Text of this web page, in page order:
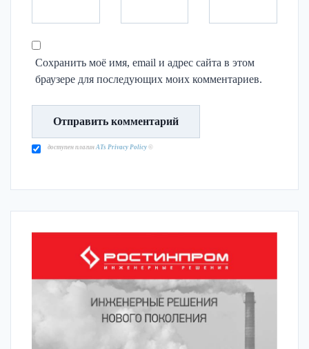
Сохранить моё имя, email и адрес сайта в этом
браузере для последующих моих комментариев.
доступен плагин ATs Privacy Policy ©